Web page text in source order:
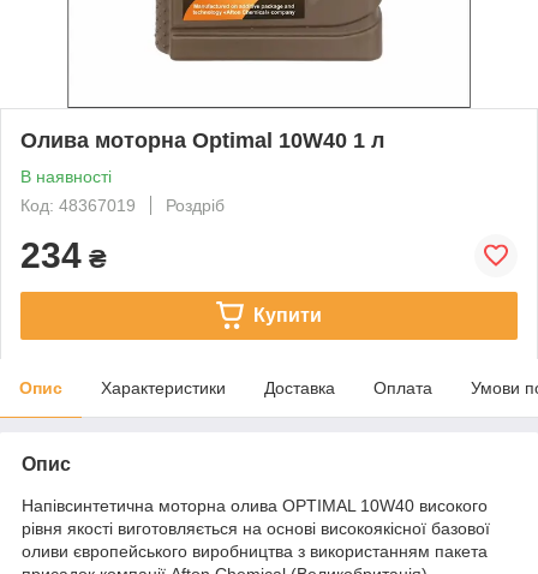
Олива моторна Optimal 10W40 1 л
В наявності
Код: 48367019
Роздріб
234 ₴
Купити
Опис Характеристики Доставка Оплата Умови
Опис
Напівсинтетична моторна олива OPTIMAL 10W40 високого
рівня якості виготовляється на основі високоякісної базової
оливи європейського виробництва з використанням пакета